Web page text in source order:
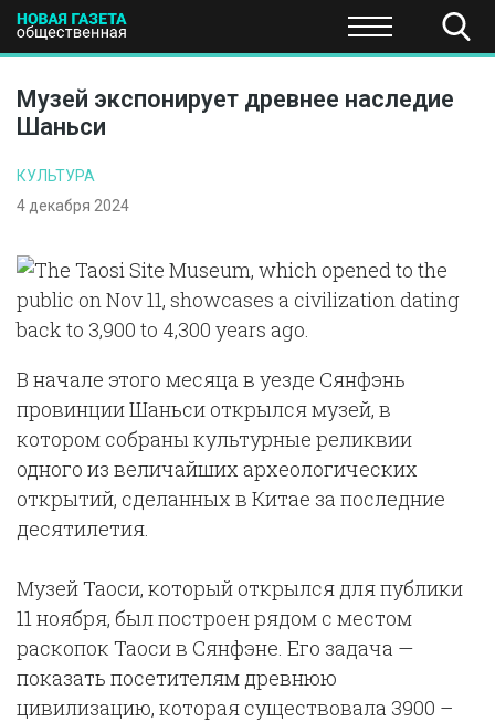
ПОЛИТИКА ЭКОНОМИКА НАУКА И
Музей экспонирует древнее наследие
Шаньси
КУЛЬТУРА
4 декабря 2024
В начале этого месяца в уезде Сянфэнь
провинции Шаньси открылся музей, в
котором собраны культурные реликвии
одного из величайших археологических
открытий, сделанных в Китае за последние
десятилетия.
Музей Таоси, который открылся для публики
11 ноября, был построен рядом с местом
раскопок Таоси в Сянфэне. Его задача —
показать посетителям древнюю
цивилизацию, которая существовала 3900 –